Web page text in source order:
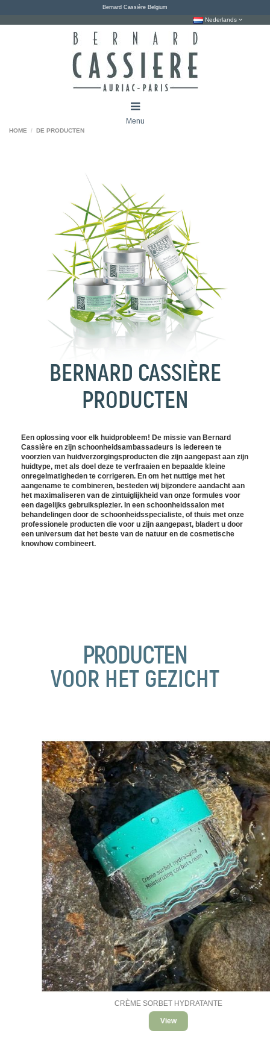
Bernard Cassière Belgium
Nederlands
Menu
HOME DE PRODUCTEN
BERNARD CASSIÈRE
PRODUCTEN
Een oplossing voor elk huidprobleem! De missie van Bernard
Cassière en zijn schoonheidsambassadeurs is iedereen te
voorzien van huidverzorgingsproducten die zijn aangepast aan zijn
huidtype, met als doel deze te verfraaien en bepaalde kleine
onregelmatigheden te corrigeren. En om het nuttige met het
aangename te combineren, besteden wij bijzondere aandacht aan
het maximaliseren van de zintuiglijkheid van onze formules voor
een dagelijks gebruiksplezier. In een schoonheidssalon met
behandelingen door de schoonheidsspecialiste, of thuis met onze
professionele producten die voor u zijn aangepast, bladert u door
een universum dat het beste van de natuur en de cosmetische
knowhow combineert.
PRODUCTEN
VOOR HET GEZICHT
CRÈME SORBET HYDRATANTE